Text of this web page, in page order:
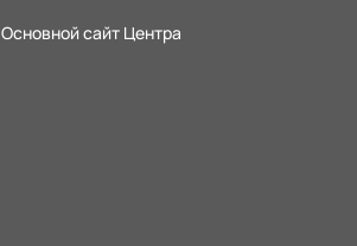
Основной сайт Центра